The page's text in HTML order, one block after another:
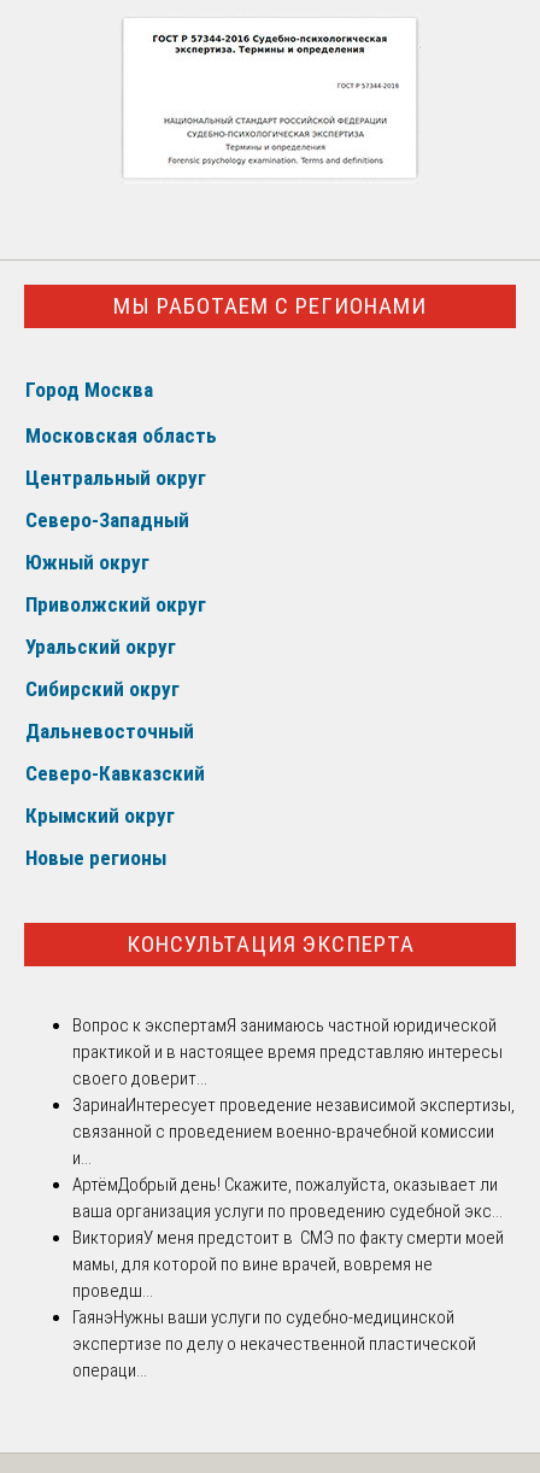
МЫ РАБОТАЕМ С РЕГИОНАМИ
Город Москва
Московская область
Центральный округ
Северо-Западный
Южный округ
Приволжский округ
Уральский округ
Сибирский округ
Дальневосточный
Северо-Кавказский
Крымский округ
Новые регионы
КОНСУЛЬТАЦИЯ ЭКСПЕРТА
Вопрос к экспертамЯ занимаюсь частной юридической
практикой и в настоящее время представляю интересы
своего доверит...
ЗаринаИнтересует проведение независимой экспертизы,
связанной с проведением военно-врачебной комиссии
и...
АртёмДобрый день! Скажите, пожалуйста, оказывает ли
ваша организация услуги по проведению судебной экс...
ВикторияУ меня предстоит в СМЭ по факту смерти моей
мамы, для которой по вине врачей, вовремя не
проведш...
ГаянэНужны ваши услуги по судебно-медицинской
экспертизе по делу о некачественной пластической
операци...